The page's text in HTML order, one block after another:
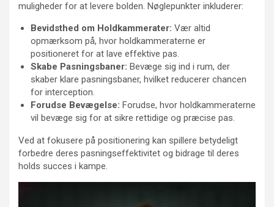
muligheder for at levere bolden. Nøglepunkter inkluderer:
Bevidsthed om Holdkammerater: Vær altid
opmærksom på, hvor holdkammeraterne er
positioneret for at lave effektive pas.
Skabe Pasningsbaner: Bevæge sig ind i rum, der
skaber klare pasningsbaner, hvilket reducerer chancen
for interception.
Forudse Bevægelse: Forudse, hvor holdkammeraterne
vil bevæge sig for at sikre rettidige og præcise pas.
Ved at fokusere på positionering kan spillere betydeligt
forbedre deres pasningseffektivitet og bidrage til deres
holds succes i kampe.